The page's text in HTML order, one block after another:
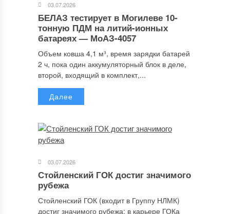
03.07.2026
БЕЛАЗ тестирует в Могилеве 10-
тонную ПДМ на литий-ионных
батареях — МоАЗ-4057
Объем ковша 4,1 м³, время зарядки батарей
2 ч, пока один аккумуляторный блок в деле,
второй, входящий в комплект,...
Далее
03.07.2026
Стойленский ГОК достиг значимого
рубежа
Стойленский ГОК (входит в Группу НЛМК)
достиг значимого рубежа: в карьере ГОКа